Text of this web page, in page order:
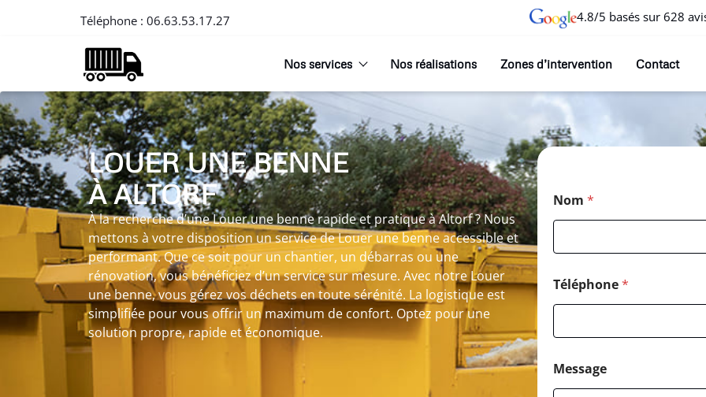
Téléphone : 06.63.53.17.27 4.8/5 basés sur 628
Nos services Nos réalisations Zones d’intervention Contact
LOUER UNE BENNE
À ALTORF
À la recherche d’une Louer une benne rapide et pratique à Altorf ? Nous
mettons à votre disposition un service de Louer une benne accessible et
performant. Que ce soit pour un chantier, un débarras ou une
rénovation, vous bénéficiez d’un service sur mesure. Avec notre Louer
une benne, vous gérez vos déchets en toute sérénité. La logistique est
simplifiée pour vous offrir un maximum de confort. Optez pour une
solution propre, rapide et économique.
Nom *
Téléphone*
Message